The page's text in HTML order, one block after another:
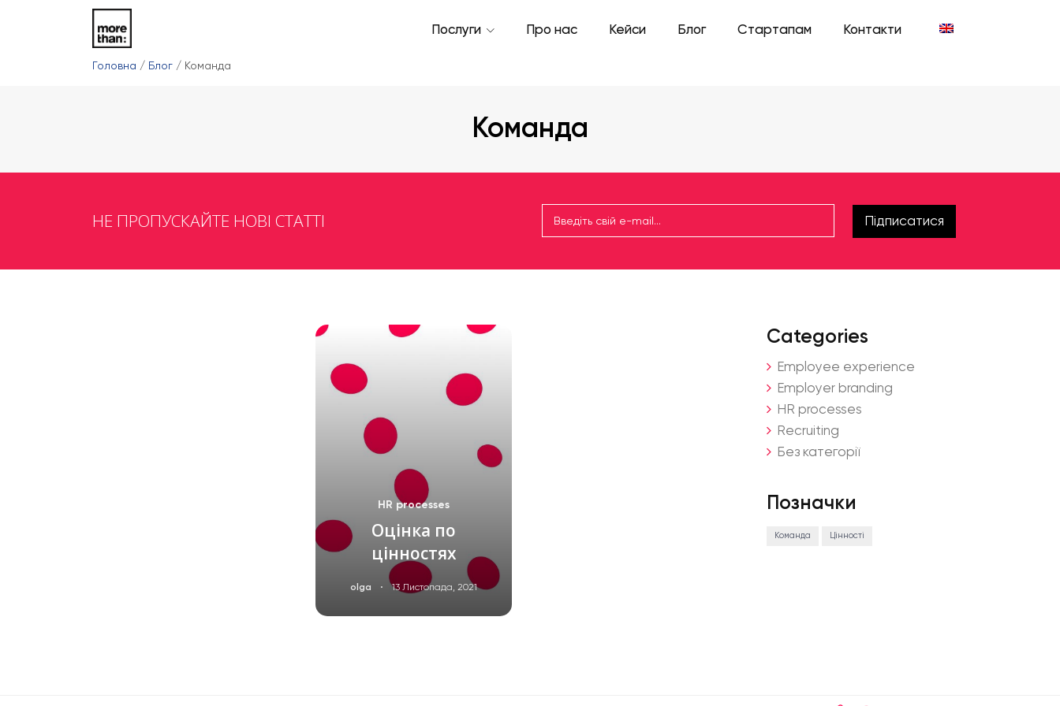
Послуги Про нас Кейси Блог Стартапам Контакти
Головна / Блог / Команда
Команда
НЕ ПРОПУСКАЙТЕ НОВІ СТАТТІ Підписатися
HR processes
Оцінка по
цінностях
olga · 13 Листопада, 2021
Categories
Employee experience
Employer branding
HR processes
Recruiting
Без категорії
Позначки
Команда Цінності